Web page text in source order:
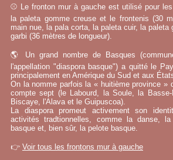
⚾ Le fronton mur à gauche est utilisé pour
la paleta gomme creuse et le frontenis (30
main nue, la pala corta, la paleta cuir, la paleta
garbi (36 mètres de longueur).
🌎 Un grand nombre de Basques
l'appellation "diaspora basque") a quitté le
principalement en Amérique du Sud et aux
On la nomme parfois la « huitième province »
compte sept (le Labourd, la Soule, la
Biscaye, l'Alava et le Guipuscoa).
La diaspora promeut activement son
activités tradtionnelles, comme la danse,
basque et, bien sûr, la pelote basque.
👉 Voir tous les frontons mur à gauche